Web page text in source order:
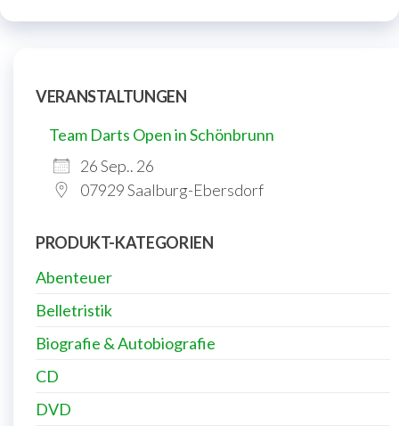
VERANSTALTUNGEN
Team Darts Open in Schönbrunn
26 Sep.. 26
07929 Saalburg-Ebersdorf
PRODUKT-KATEGORIEN
Abenteuer
Belletristik
Biografie & Autobiografie
CD
DVD